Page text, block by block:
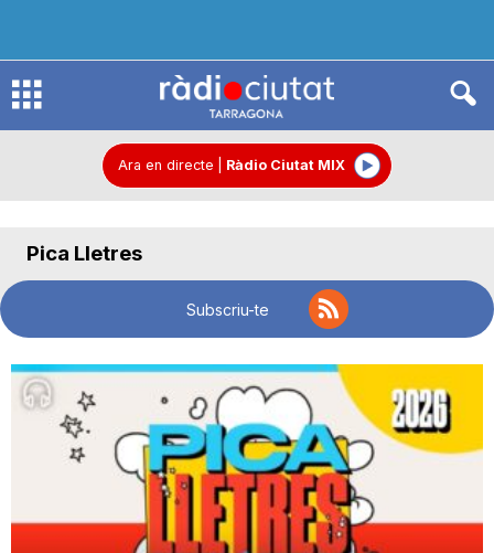
R
o
i
Ara en directe Ràdio Ciutat MIX
Pica Lletres
Subscriu-te